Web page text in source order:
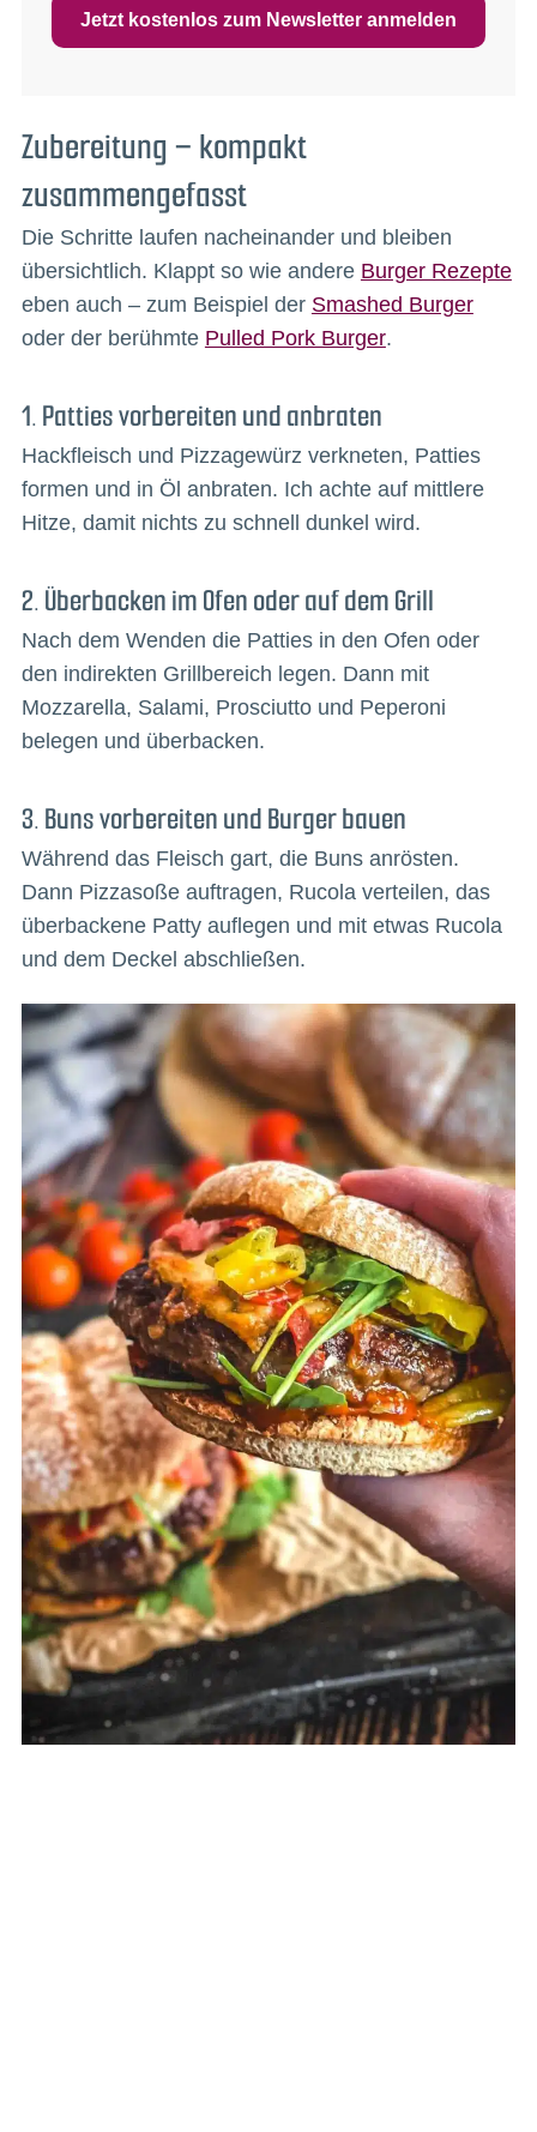
Jetzt kostenlos zum Newsletter anmelden
Zubereitung – kompakt
zusammengefasst
Die Schritte laufen nacheinander und bleiben
übersichtlich. Klappt so wie andere Burger Rezepte
eben auch – zum Beispiel der Smashed Burger
oder der berühmte Pulled Pork Burger.
1. Patties vorbereiten und anbraten
Hackfleisch und Pizzagewürz verkneten, Patties
formen und in Öl anbraten. Ich achte auf mittlere
Hitze, damit nichts zu schnell dunkel wird.
2. Überbacken im Ofen oder auf dem Grill
Nach dem Wenden die Patties in den Ofen oder
den indirekten Grillbereich legen. Dann mit
Mozzarella, Salami, Prosciutto und Peperoni
belegen und überbacken.
3. Buns vorbereiten und Burger bauen
Während das Fleisch gart, die Buns anrösten.
Dann Pizzasoße auftragen, Rucola verteilen, das
überbackene Patty auflegen und mit etwas Rucola
und dem Deckel abschließen.